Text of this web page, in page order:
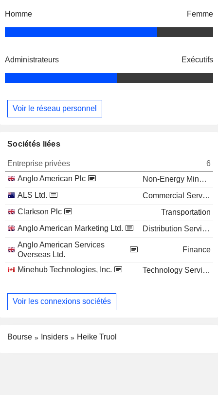
Homme Femme
Administrateurs Exécutifs
Voir le réseau personnel
Sociétés liées
Entreprise privées
6
Anglo American Plc
Non-Energy Minerals
ALS Ltd.
Commercial Services
Clarkson Plc
Transportation
Anglo American Marketing Ltd.
Distribution Services
Anglo American Services
Overseas Ltd.
Finance
Minehub Technologies, Inc. Technology Services
Voir les connexions sociétés
Bourse Insiders Heike Truol